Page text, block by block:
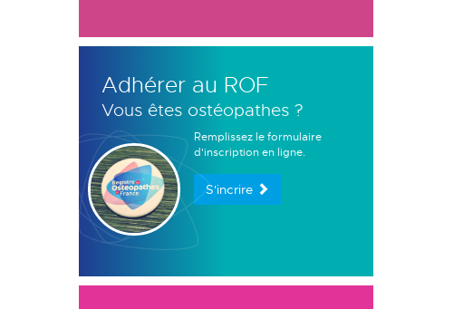
Adhérer au ROF
Vous êtes ostéopathes ?
Remplissez le formulaire
d'inscription en ligne.
S'incrire